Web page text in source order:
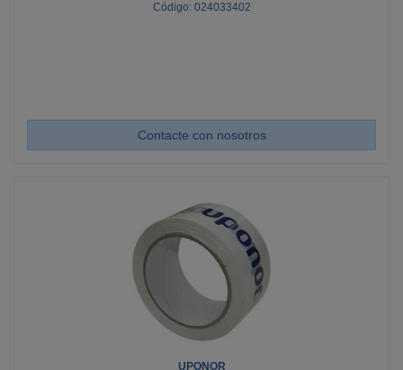
Código: 024033402
Contacte con nosotros
UPONOR